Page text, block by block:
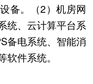
备。（2）机房网
统、云计算平台系
备电系统、智能消
件系统。